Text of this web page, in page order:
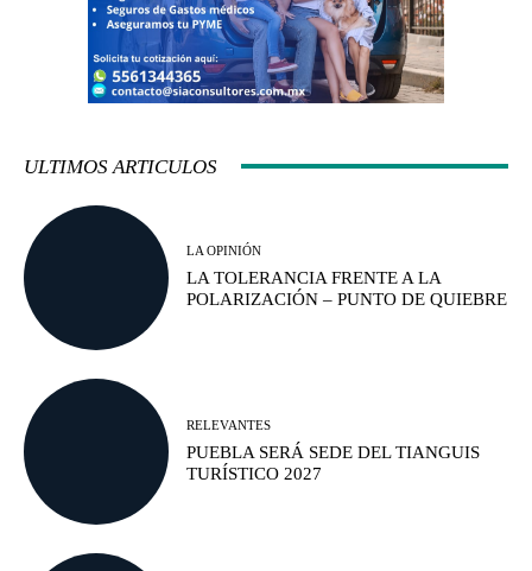
ULTIMOS ARTICULOS
LA OPINIÓN
LA TOLERANCIA FRENTE A LA
POLARIZACIÓN – PUNTO DE QUIEBRE
RELEVANTES
PUEBLA SERÁ SEDE DEL TIANGUIS
TURÍSTICO 2027